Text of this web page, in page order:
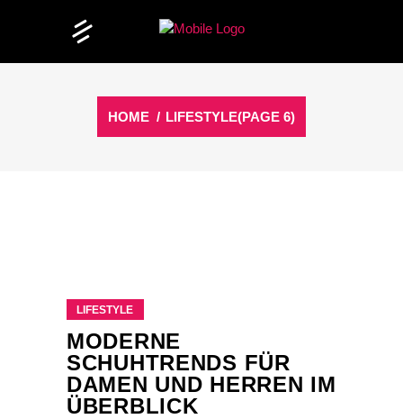
HOME / LIFESTYLE(PAGE 6)
LIFESTYLE
MODERNE
SCHUHTRENDS FÜR
DAMEN UND HERREN IM
ÜBERBLICK